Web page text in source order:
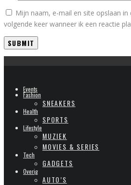
Mijn naam, e-mail en site opslaan
volgende keer wanneer ik een reactie
Events
Fashion
SNEAKERS
Health
SPORTS
Lifestyle
MUZIEK
MOVIES & SERIES
Tech
GADGETS
Overig
AUTO’S